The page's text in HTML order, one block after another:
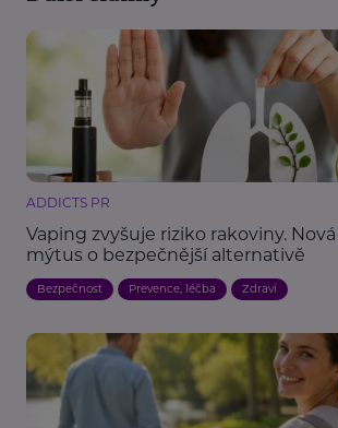
ADDICTS PR
Vaping zvyšuje riziko rakoviny.
mýtus o bezpečnější alternativě
Bezpečnost Prevence, léčba Zdraví